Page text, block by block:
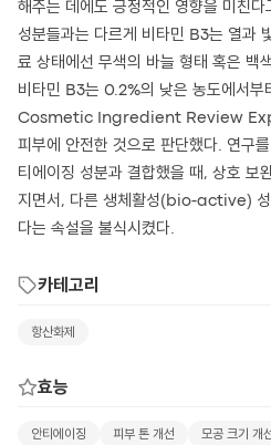
해주는 데에도 긍정적인 영향을 미친다
성분들과는 다르게 비타민 B3는 열과
료 상태에선 무색의 바늘 형태 혹은 백
비타민 B3는 0.2%의 낮은 농도에서
Cosmetic Ingredient Review
피부에 안전한 것으로 판단했다. 연구
티에이징 성분과 결합했을 때, 상호 보
지면서, 다른 생체활성(bio-active) 성
다는 속설을 불식시켰다.
카테고리
항산화제
효능
안티에이징 피부 톤 개선 모공 크기 개